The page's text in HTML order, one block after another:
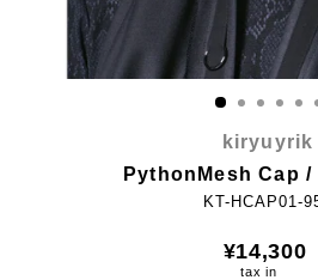
kiryuyrik
PythonMesh Cap /
KT-HCAP01-
Regular
price
¥14,300
tax in